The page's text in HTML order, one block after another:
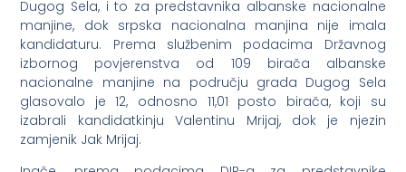
Dugog Sela, i to za predstavnika albanske nacionalne
manjine, dok srpska nacionalna manjina nije imala
kandidaturu. Prema službenim podacima Državnog
izbornog povjerenstva od 109 birača albanske
nacionalne manjine na području grada Dugog Sela
glasovalo je 12, odnosno 11,01 posto birača, koji su
izabrali kandidatkinju Valentinu Mrijaj, dok je njezin
zamjenik Jak Mrijaj.